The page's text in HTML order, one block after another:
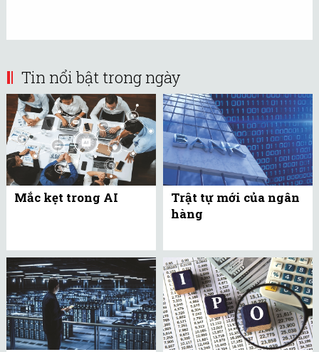
Tin nổi bật trong ngày
Mắc kẹt trong AI
Trật tự mới của ngân
hàng